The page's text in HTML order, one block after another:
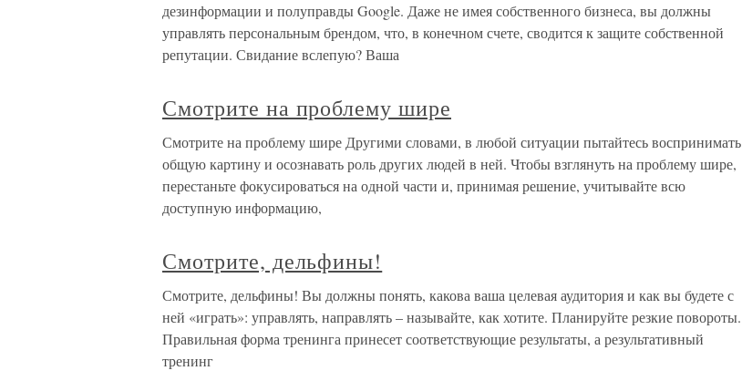
дезинформации и полуправды Google. Даже не имея собственного бизнеса, вы должны
управлять персональным брендом, что, в конечном счете, сводится к защите собственной
репутации. Свидание вслепую? Ваша
Смотрите на проблему шире
Смотрите на проблему шире Другими словами, в любой ситуации пытайтесь воспринимать
общую картину и осознавать роль других людей в ней. Чтобы взглянуть на проблему шире,
перестаньте фокусироваться на одной части и, принимая решение, учитывайте всю
доступную информацию,
Смотрите, дельфины!
Смотрите, дельфины! Вы должны понять, какова ваша целевая аудитория и как вы будете с
ней «играть»: управлять, направлять – называйте, как хотите. Планируйте резкие повороты.
Правильная форма тренинга принесет соответствующие результаты, а результативный
тренинг